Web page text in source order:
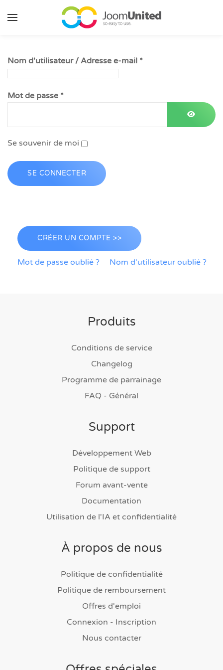
Aller au contenu principal
Nom d'utilisateur / Adresse e-mail *
Mot de passe *
Se souvenir de moi
SE CONNECTER
CRÉER UN COMPTE >>
Mot de passe oublié ? Nom d'utilisateur oublié ?
Produits
Conditions de service
Changelog
Programme de parrainage
FAQ - Général
Support
Développement Web
Politique de support
Forum avant-vente
Documentation
Utilisation de l'IA et confidentialité
À propos de nous
Politique de confidentialité
Politique de remboursement
Offres d'emploi
Connexion - Inscription
Nous contacter